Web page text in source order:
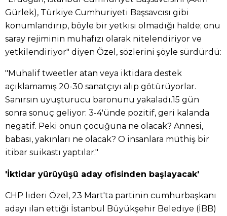
Gürlek), Türkiye Cumhuriyeti Başsavcısı gibi
konumlandırıp, böyle bir yetkisi olmadığı halde; onu
saray rejiminin muhafızı olarak nitelendiriyor ve
yetkilendiriyor" diyen Özel, sözlerini şöyle sürdürdü:
"Muhalif tweetler atan veya iktidara destek
açıklamamış 20-30 sanatçıyı alıp götürüyorlar.
Sanırsın uyuşturucu baronunu yakaladı.15 gün
sonra sonuç geliyor: 3-4'ünde pozitif, geri kalanda
negatif. Peki onun çocuğuna ne olacak? Annesi,
babası, yakınları ne olacak? O insanlara müthiş bir
itibar suikastı yaptılar."
'İktidar yürüyüşü aday ofisinden başlayacak'
CHP lideri Özel, 23 Mart'ta partinin cumhurbaşkanı
adayı ilan ettiği İstanbul Büyükşehir Belediye (İBB)